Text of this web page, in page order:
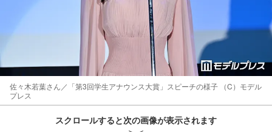
佐々木若葉さん／「第3回学生アナウンス大賞」スピーチの様子 （C）モデル
プレス
スクロールすると次の画像が表示されます